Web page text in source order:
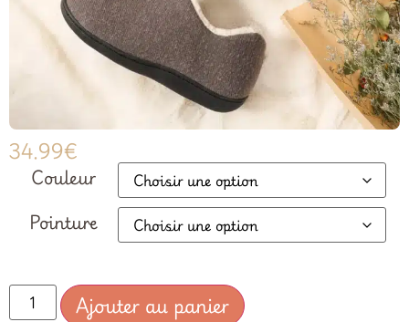
34.99€
Couleur
Pointure
Ajouter au panier